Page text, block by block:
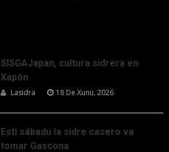
SISGAJapan, cultura sidrera en
Xapón
Lasidra 18 De Xunu, 2026
Esti sábadu la sidre casero va
tomar Gascona